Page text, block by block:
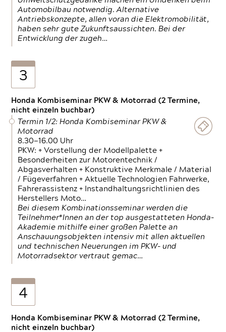
Automobilbau notwendig. Alternative
Antriebskonzepte, allen voran die Elektromobilität,
haben sehr gute Zukunftsaussichten. Bei der
Entwicklung der zugeh…
3
Honda Kombiseminar PKW & Motorrad (2 Termine,
nicht einzeln buchbar)
Termin 1/2: Honda Kombiseminar PKW &
Motorrad
8.30—16.00 Uhr
PKW: + Vorstellung der Modellpalette +
Besonderheiten zur Motorentechnik /
Abgasverhalten + Konstruktive Merkmale / Material
/ Fügeverfahren + Aktuelle Technologien Fahrwerke,
Fahrerassistenz + Instandhaltungsrichtlinien des
Herstellers Moto…
Bei diesem Kombinationsseminar werden die
Teilnehmer*Innen an der top ausgestatteten Honda-
Akademie mithilfe einer großen Palette an
Anschauungsobjekten intensiv mit allen aktuellen
und technischen Neuerungen im PKW- und
Motorradsektor vertraut gemac…
4
Honda Kombiseminar PKW & Motorrad (2 Termine,
nicht einzeln buchbar)